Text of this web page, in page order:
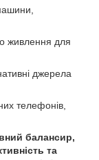
живлення для
джерела
телефонів,
балансир,
та